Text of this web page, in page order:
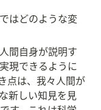
はどのような変
間自身が説明す
現できるように
点は、我々人間が
新しい知見を見